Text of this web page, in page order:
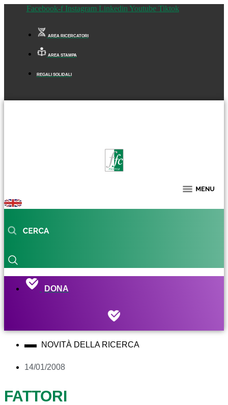
Facebook-f Instagram Linkedin Youtube Tiktok
AREA RICERCATORI
AREA STAMPA
REGALI SOLIDALI
DONA
NOVITÀ DELLA RICERCA
14/01/2008
FATTORI